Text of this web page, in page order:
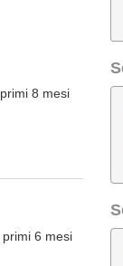
8 mesi
6 mesi